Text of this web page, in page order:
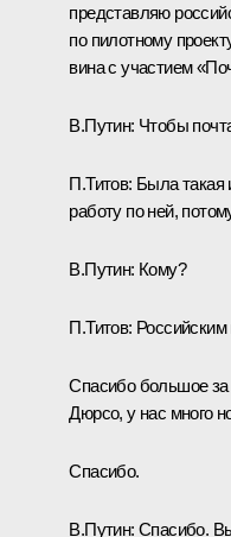
представляю
по пилотному
вина с участием
В.Путин: Чтобы
П.Титов: Была такая
работу по ней,
В.Путин: Кому?
П.Титов: Российским
Спасибо большое
Дюрсо, у нас много
Спасибо.
В.Путин: Спасибо.